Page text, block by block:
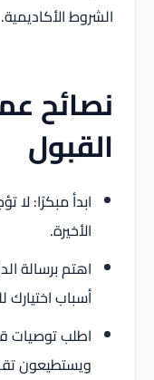
الشروط الأكاديمية.
نصائح
القبول
ابدأ مبكرًا: لا
الأخيرة.
اهتم برسالة
أسباب
اطلب توصيات
ويستطيعون